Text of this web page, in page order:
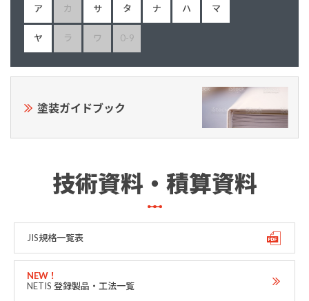
ア カ サ タ ナ ハ マ
ヤ ラ ワ 0-9
塗装ガイドブック
技術資料・積算資料
JIS規格一覧表
NETIS 登録製品・工法一覧